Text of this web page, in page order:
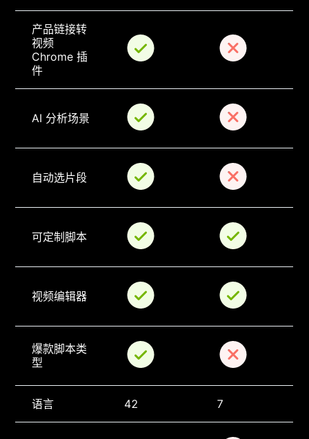
产品链接转
视频
Chrome 插
件
AI 分析场景
自动选片段
可定制脚本
视频编辑器
爆款脚本类
型
语言 42 7